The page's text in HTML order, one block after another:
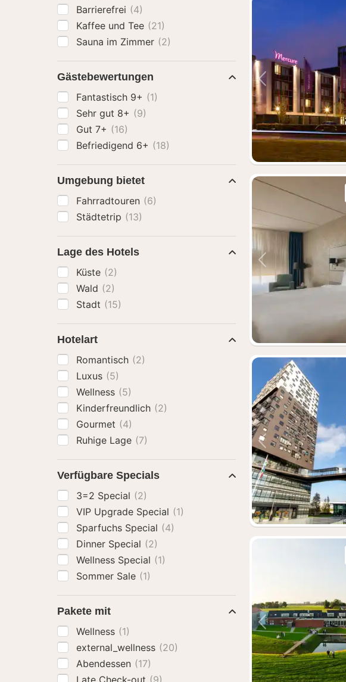
Vorheriges
Vorheriges
Vorheriges
Vorheriges
Barrierefrei (4)
Kaffee und Tee (21)
Sauna im Zimmer (2)
Gästebewertungen
Fantastisch 9+ (1)
Sehr gut 8+ (9)
Gut 7+ (16)
Befriedigend 6+ (18)
Umgebung bietet
Fahrradtouren (6)
Städtetrip (13)
Lage des Hotels
Küste (2)
Wald (2)
Stadt (15)
Hotelart
Romantisch (2)
Luxus (5)
Wellness (5)
Kinderfreundlich (2)
Gourmet (4)
Ruhige Lage (7)
Verfügbare Specials
3=2 Special (2)
VIP Upgrade Special (1)
Sparfuchs Special (4)
Dinner Special (2)
Wellness Special (1)
Sommer Sale (1)
Pakete mit
Wellness (1)
external_wellness (20)
Abendessen (17)
Late Check-out (9)